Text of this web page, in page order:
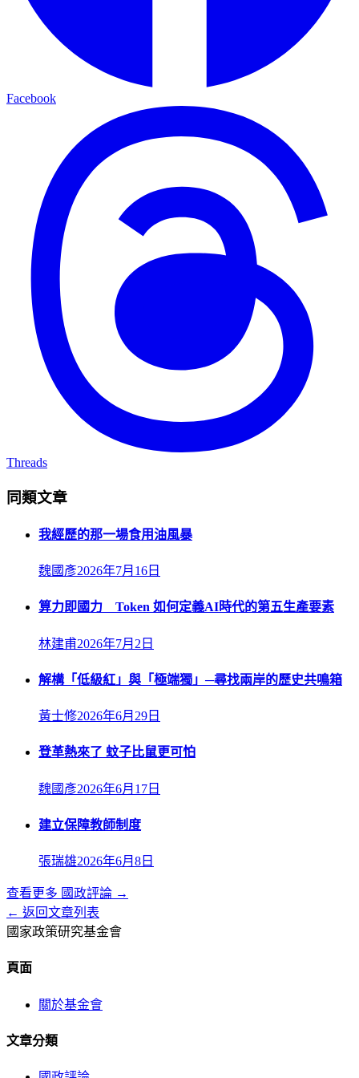
Facebook
Threads
同類文章
我經歷的那一場食用油風暴
魏國彥2026年7月16日
算力即國力 Token 如何定義AI時代的第五生產要素
林建甫2026年7月2日
解構「低級紅」與「極端獨」─尋找兩岸的歷史共鳴箱
黃士修2026年6月29日
登革熱來了 蚊子比鼠更可怕
魏國彥2026年6月17日
建立保障教師制度
張瑞雄2026年6月8日
查看更多 國政評論 →
← 返回文章列表
國家政策研究基金會
頁面
關於基金會
文章分類